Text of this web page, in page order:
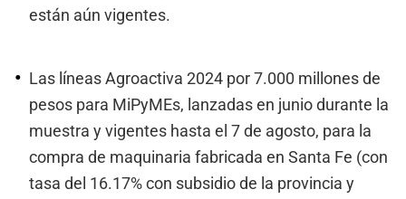
están aún vigentes.
Las líneas Agroactiva 2024 por 7.000 millones de
pesos para MiPyMEs, lanzadas en junio durante la
muestra y vigentes hasta el 7 de agosto, para la
compra de maquinaria fabricada en Santa Fe (con
tasa del 16.17% con subsidio de la provincia y